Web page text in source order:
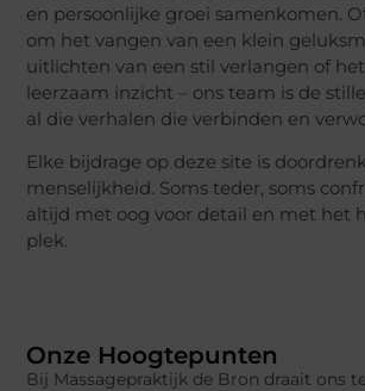
en persoonlijke groei samenkomen.
om het vangen van een klein
uitlichten van een stil verlangen of
leerzaam inzicht – ons team is de
al die verhalen die verbinden en
Elke bijdrage op deze site is
menselijkheid. Soms teder, soms
altijd met oog voor detail en met het
plek.
Onze Hoogtepunten
Bij Massagepraktijk de Bron draait ons